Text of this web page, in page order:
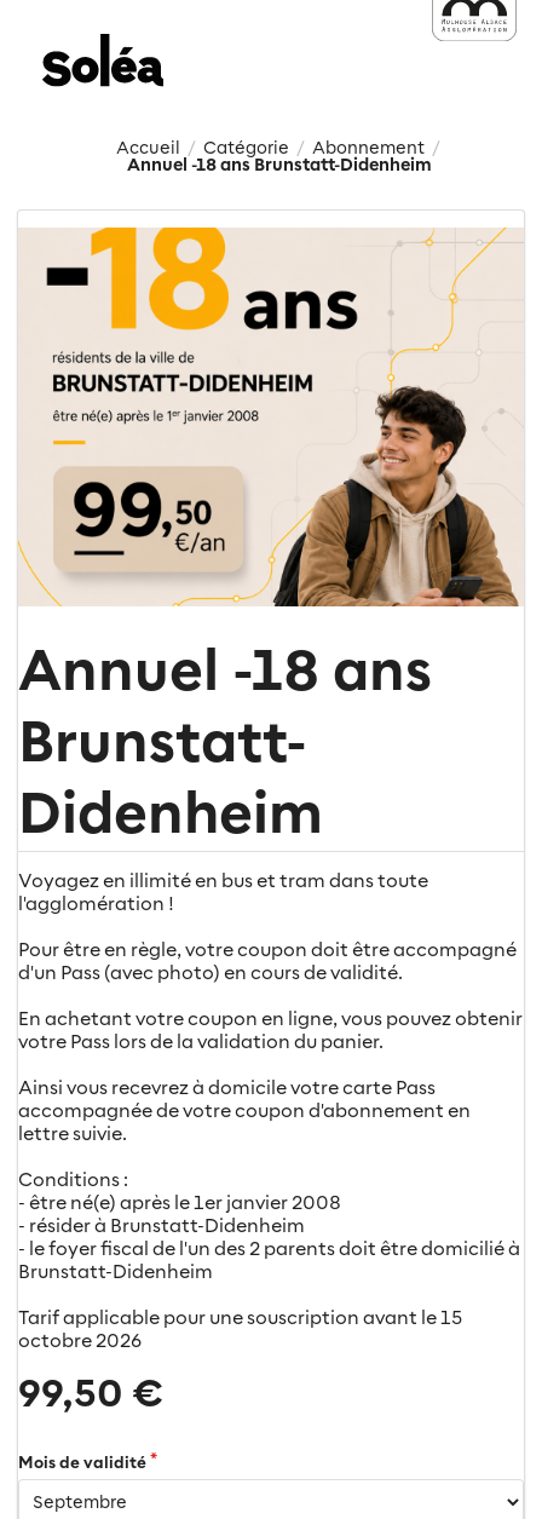
Accueil / Catégorie / Abonnement /
Annuel -18 ans Brunstatt-Didenheim
Annuel -18 ans
Brunstatt-
Didenheim
Voyagez en illimité en bus et tram dans toute
l'agglomération !
Pour être en règle, votre coupon doit être accompagné
d'un Pass (avec photo) en cours de validité.
En achetant votre coupon en ligne, vous pouvez obtenir
votre Pass lors de la validation du panier.
Ainsi vous recevrez à domicile votre carte Pass
accompagnée de votre coupon d'abonnement en
lettre suivie.
Conditions :
- être né(e) après le 1er janvier 2008
- résider à Brunstatt-Didenheim
- le foyer fiscal de l'un des 2 parents doit être domicilié à
Brunstatt-Didenheim
Tarif applicable pour une souscription avant le 15
octobre 2026
99,50 €
Mois de validité